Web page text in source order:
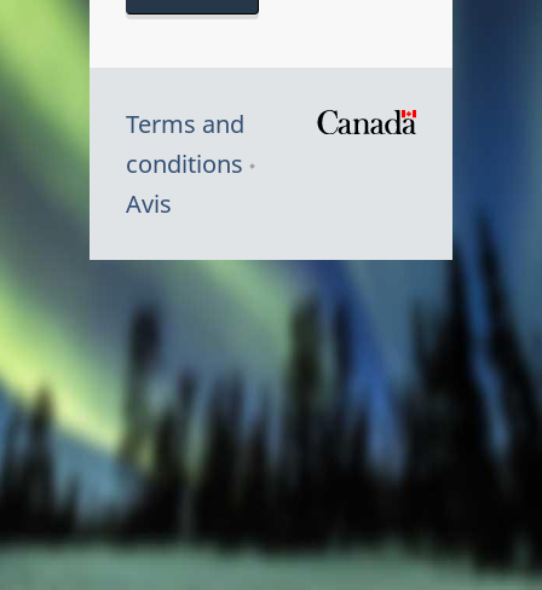
Terms and
conditions
Avis
Canada